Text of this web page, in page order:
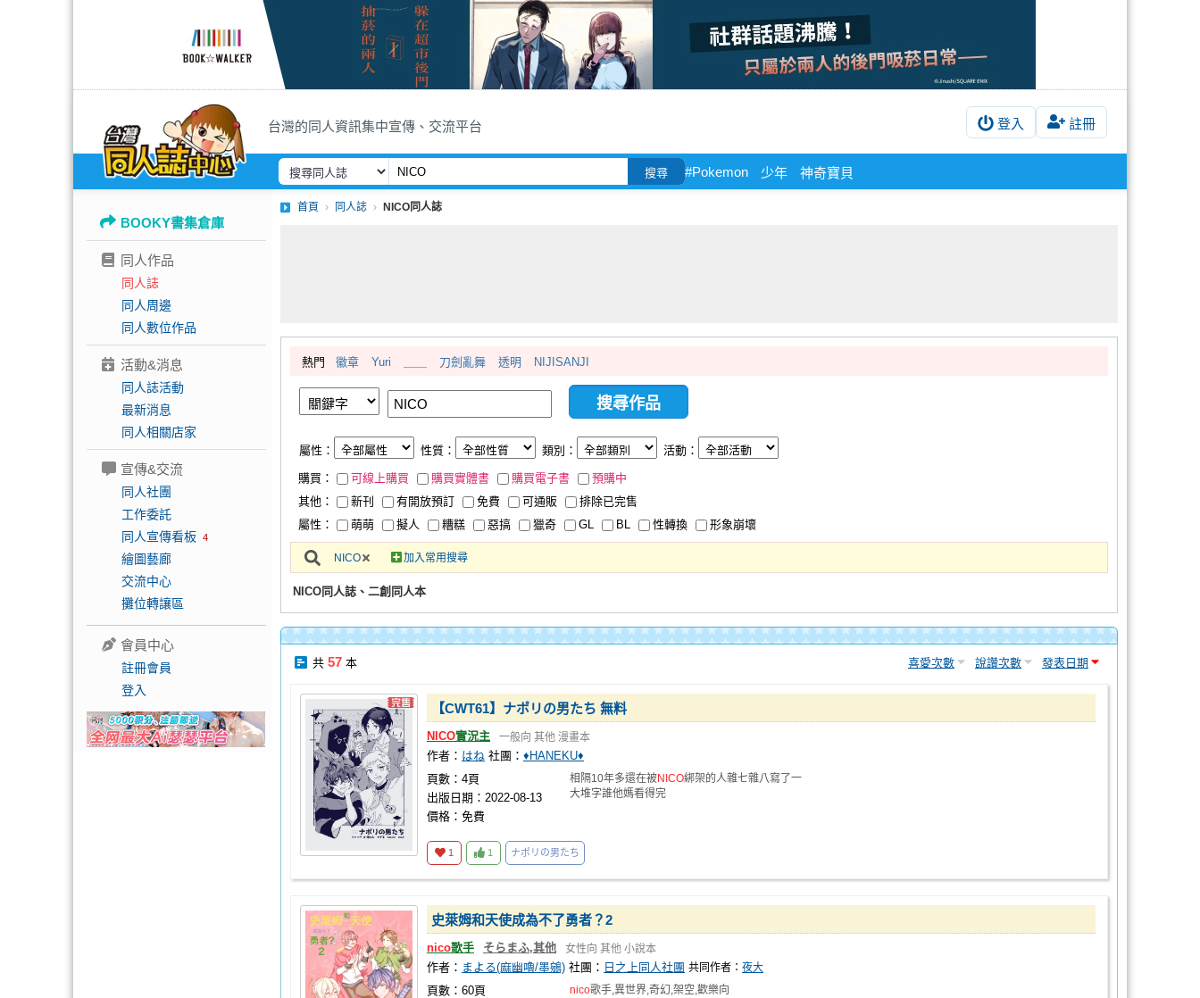
台灣的同人資訊集中宣傳、交流平台 登入 註冊
搜尋 #Pokemon 少年 神奇寶貝
BOOKY書集倉庫
同人作品
同人誌
同人周邊
同人數位作品
活動&消息
同人誌活動
最新消息
同人相關店家
宣傳&交流
同人社團
工作委託
同人宣傳看板 4
繪圖藝廊
交流中心
攤位轉讓區
會員中心
註冊會員
登入
首頁 同人誌 NICO同人誌
熱門 徽章 Yuri 刀劍亂舞 透明 NIJISANJI
屬性： 性質： 類別： 活動：
購買： 可線上購買 購買實體書 購買電子書
預購中
其他：
新刊 有開放預訂 免費 可通販
排除已完售
屬性：
萌萌 擬人 糟糕 惡搞 獵奇 GL BL 性轉換 形象崩壞
NICO 加入常用搜尋
NICO同人誌、二創同人本
共 57 本 喜愛次數 說讚次數 發表日期
【CWT61】ナポリの男たち 無料
NICO實況主 一般向 其他 漫畫本
作者： はね 社團： ♦HANEKU♦
頁數：4頁
出版日期：2022-08-13
價格：免費
相隔10年多還在被NICO綁架的人雜七雜八寫了一
大堆字誰他媽看得完
1 1 ナポリの男たち
史萊姆和天使成為不了勇者？2
nico歌手 そらまふ,其他 女性向 其他 小說本
作者： まよる(麻幽嚕/墨鵷) 社團： 日之上同人社團 共同作者： 夜大
頁數：60頁
nico歌手,異世界,奇幻,架空,歡樂向